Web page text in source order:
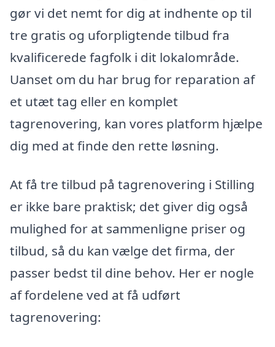
gør vi det nemt for dig at indhente op til
tre gratis og uforpligtende tilbud fra
kvalificerede fagfolk i dit lokalområde.
Uanset om du har brug for reparation af
et utæt tag eller en komplet
tagrenovering, kan vores platform hjælpe
dig med at finde den rette løsning.
At få tre tilbud på tagrenovering i Stilling
er ikke bare praktisk; det giver dig også
mulighed for at sammenligne priser og
tilbud, så du kan vælge det firma, der
passer bedst til dine behov. Her er nogle
af fordelene ved at få udført
tagrenovering: